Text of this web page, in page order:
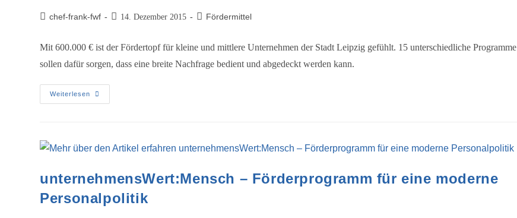
chef-frank-fwf 14. Dezember 2015 Fördermittel
Mit 600.000 € ist der Fördertopf für kleine und mittlere Unternehmen der Stadt Leipzig gefühlt. 15 unterschiedliche Programme
sollen dafür sorgen, dass eine breite Nachfrage bedient und abgedeckt werden kann.
Weiterlesen
unternehmensWert:Mensch – Förderprogramm für eine moderne
Personalpolitik